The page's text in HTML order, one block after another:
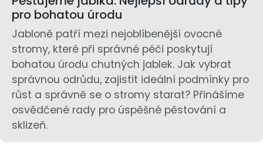
pro bohatou úrodu
Jabloně patří mezi nejoblíbenější ovocné
stromy, které při správné péči poskytují
bohatou úrodu chutných jablek. Jak vybrat
správnou odrůdu, zajistit ideální podmínky pro
růst a správně se o stromy starat? Přinášíme
osvědčené rady pro úspěšné pěstování a
sklizeň.